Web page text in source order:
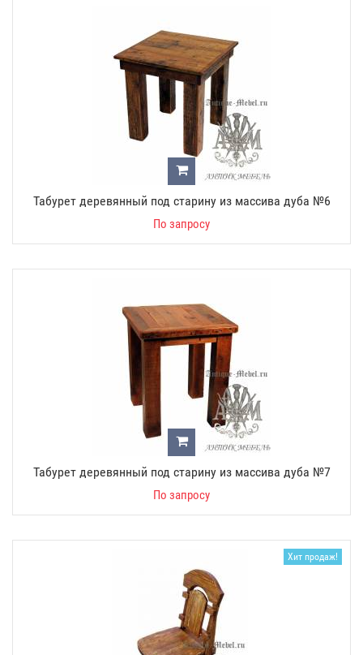
Табурет деревянный под старину из массива дуба №6
По запросу
Табурет деревянный под старину из массива дуба №7
По запросу
Хит продаж!